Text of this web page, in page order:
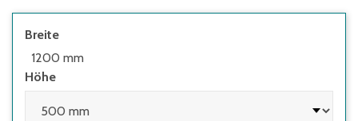
Korpus und Türen lackiert in RAL 7035
Anfrage
Breite
1200 mm
Höhe